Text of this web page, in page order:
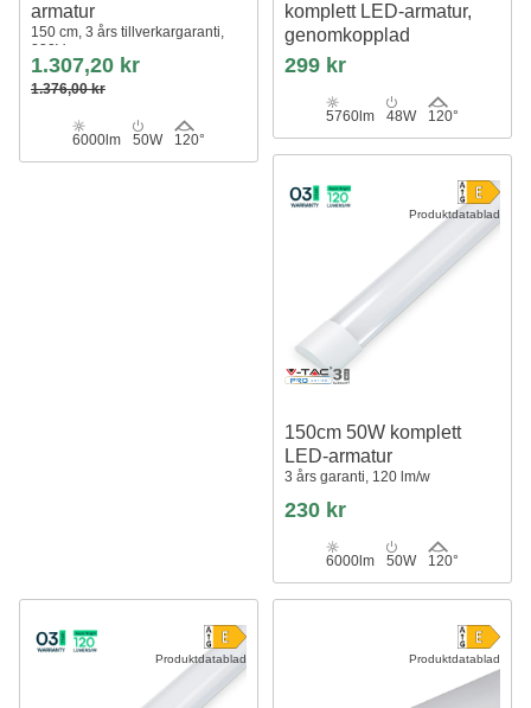
armatur
150 cm, 3 års tillverkargaranti,
230V
1.307,20 kr
1.376,00 kr
6000lm 50W 120°
komplett LED-armatur,
genomkopplad
5760lm, 120lm/W, IP65
299 kr
5760lm 48W 120°
Produktdatablad
150cm 50W komplett
LED-armatur
3 års garanti, 120 lm/w
230 kr
6000lm 50W 120°
Produktdatablad Produktdatablad